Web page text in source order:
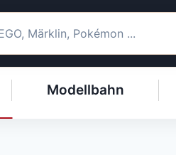
Modellbahn